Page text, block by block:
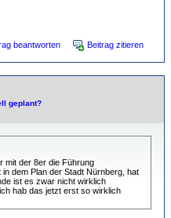
beantworten Beitrag zitieren
geplant?
mit der 8er die Führung
dem Plan der Stadt Nürnberg, hat
ist es zwar nicht wirklich
hab das jetzt erst so wirklich